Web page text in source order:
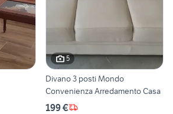
5
Divano 3 posti Mondo
Convenienza Arredamento Casa
199 €